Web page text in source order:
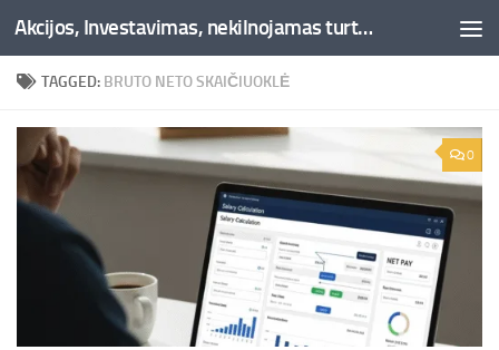
Skip to content Akcijos, Investavimas, nekilnojamas turtas, kriptovaliutos - Besociai.lt
TAGGED: BRUTO NETO SKAIČIUOKLĖ
0